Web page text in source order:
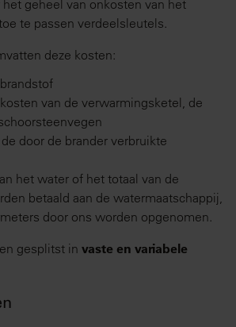
geheel van onkosten van het
te passen verdeelsleutels.
deze kosten:
van de verwarmingsketel, de
door de brander verbruikte
het water of het totaal van de
betaald aan de watermaatschappij,
door ons worden opgenomen.
gesplitst in vaste en variabele